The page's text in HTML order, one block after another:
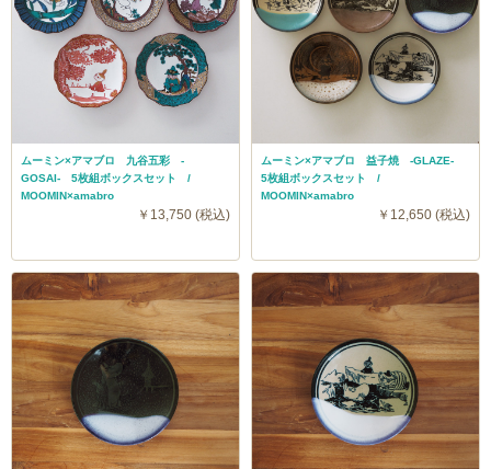
ムーミン×アマブロ 九谷五彩 -
GOSAI- 5枚組ボックスセット /
MOOMIN×amabro
￥13,750 (税込)
ムーミン×アマブロ 益子焼 -GLAZE-
5枚組ボックスセット /
MOOMIN×amabro
￥12,650 (税込)